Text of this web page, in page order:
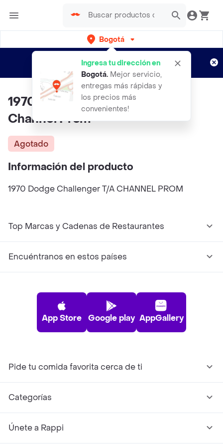
Bogotá
Ingresa tu dirección en
Bogotá. Mejor servicio,
entregas más rápidas y
los precios más
convenientes!
envíos gratis por semanas
Aplican TyC
1970 Dodge Challenger T/a
Channel Prom
Agotado
Información del producto
1970 Dodge Challenger T/A CHANNEL PROM
Top Marcas y Cadenas de Restaurantes
Encuéntranos en estos países
App Store Google play AppGallery
Pide tu comida favorita cerca de ti
Categorías
Únete a Rappi